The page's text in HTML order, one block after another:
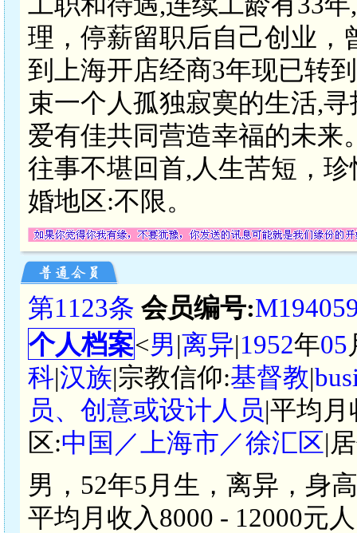
理，停薪留职后自己创业，
到上海开店经商3年现已转
束一个人孤独寂寞的生活,
爱有佳共同营造幸福的未来
往事不堪回首,人生苦短，
婚地区:不限。
第1123条 会员编号:
个人档案<男|离异|1952年05
科|汉族|宗教信仰:基督教|
员、创意或设计人员|平均月
区:中国／上海市／徐汇区|
男，52年5月生，离异，身
平均月收入8000 - 12000元